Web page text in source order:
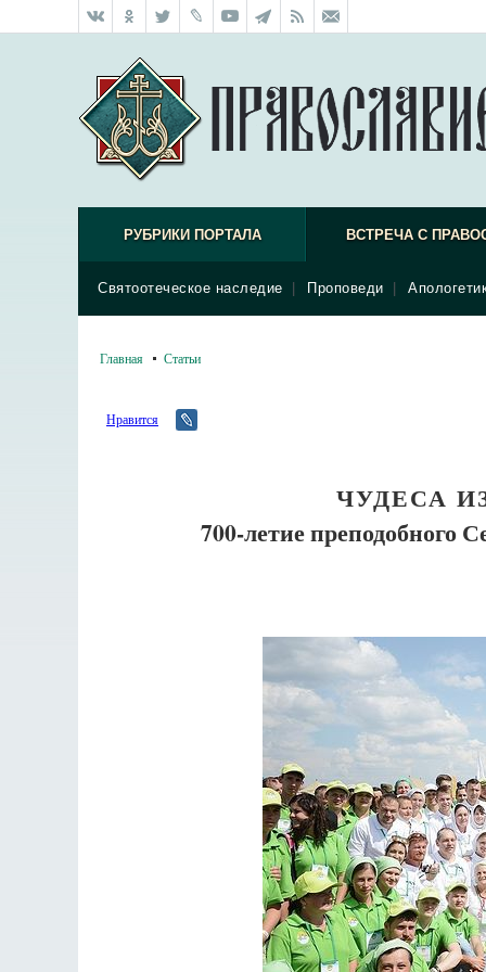
РУБРИКИ ПОРТАЛА ВСТРЕЧА С
Святоотеческое наследие Проповеди
Главная Статьи
Нравится
ЧУДЕСА
700-летие преподобного